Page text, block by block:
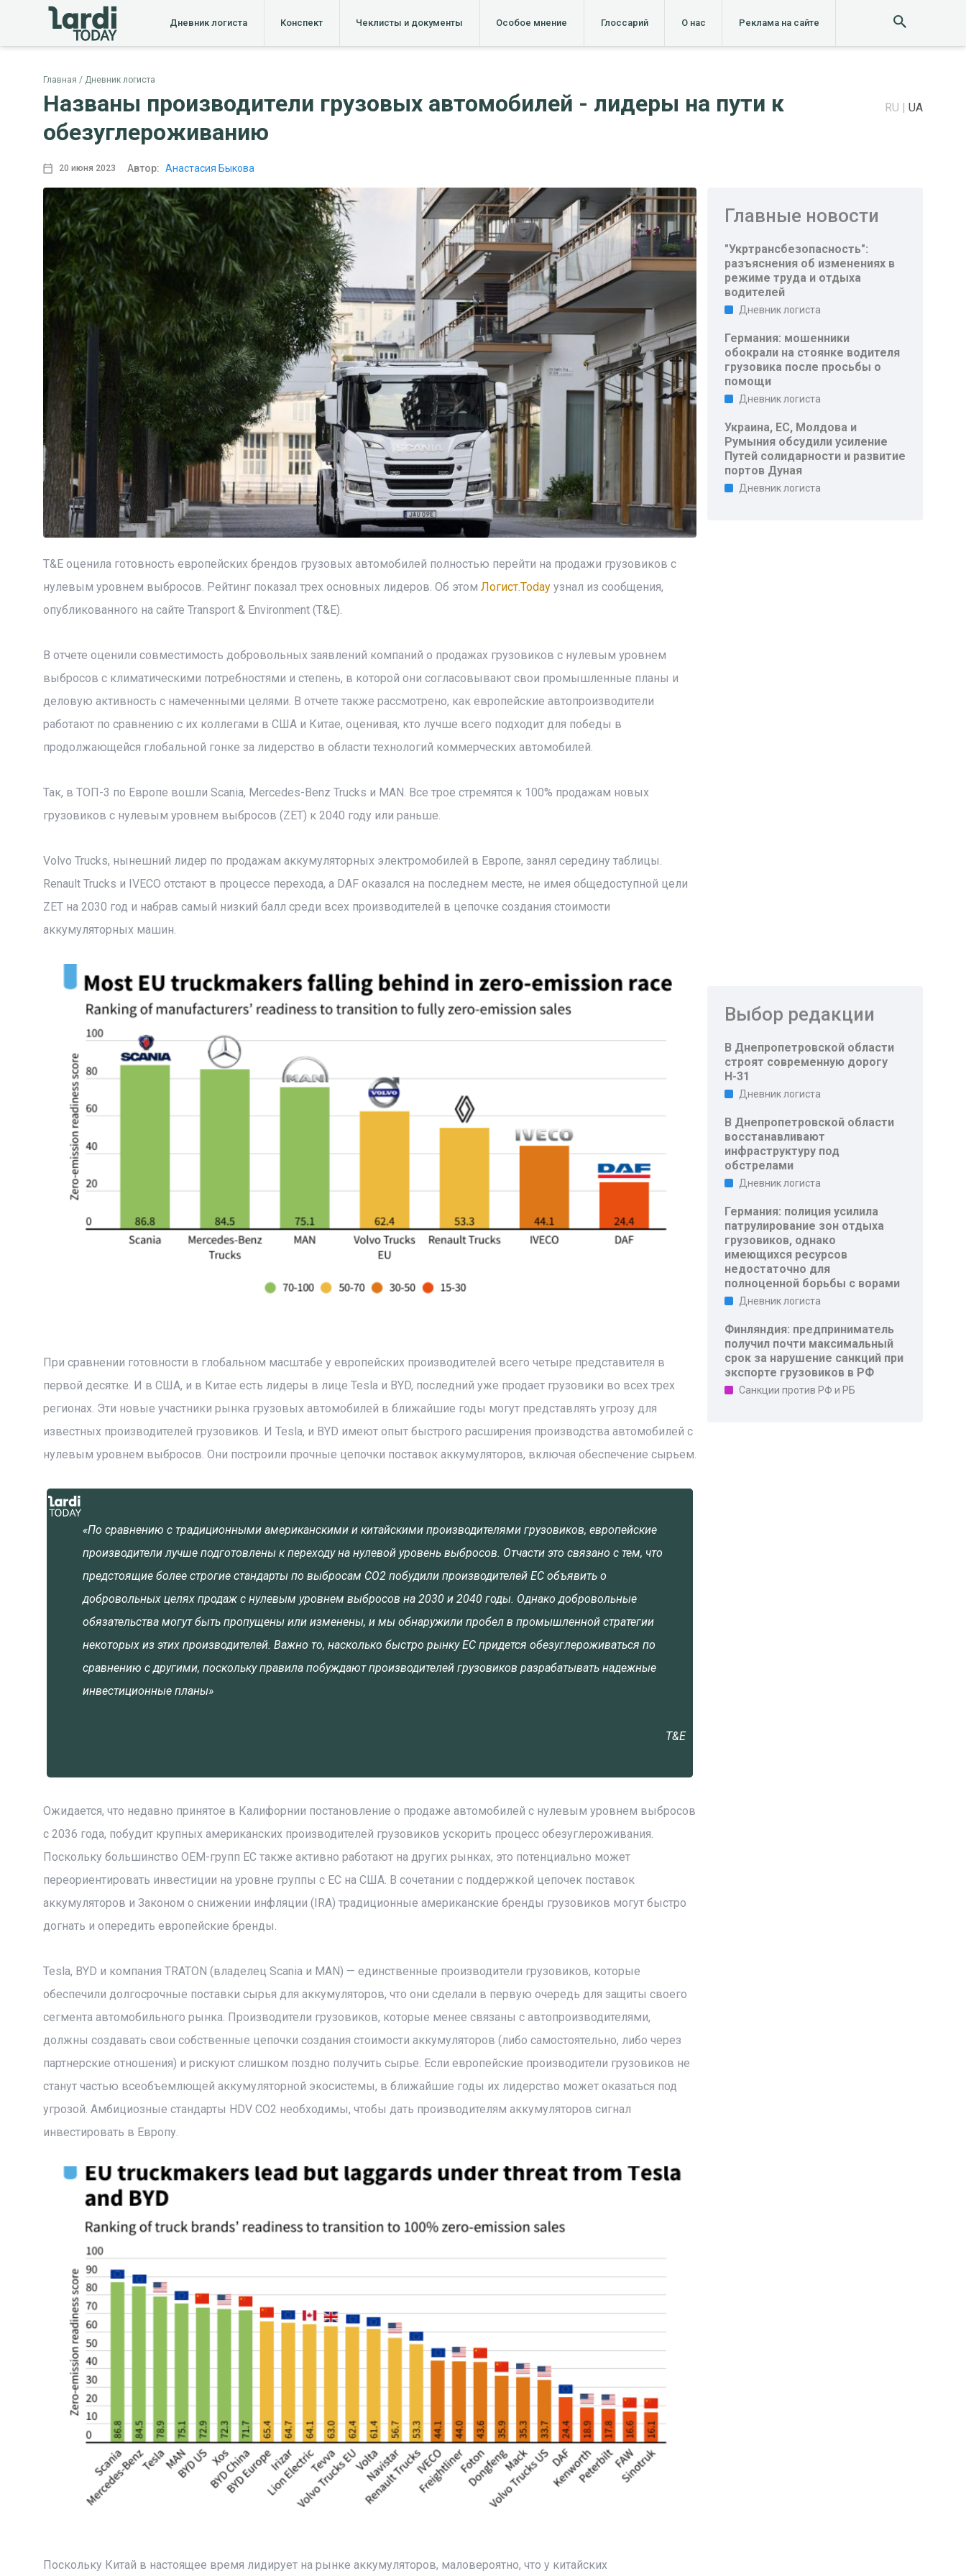
Дневник логиста Конспект Чеклисты и документы Особое мнение Глоссарий О нас Реклама на сайте
Главная Дневник логиста
Названы производители грузовых автомобилей - лидеры на пути к
обезуглероживанию
RU UA
20 июня 2023 Автор: Анастасия Быкова
T&E оценила готовность европейских брендов грузовых автомобилей полностью перейти на продажи грузовиков с
нулевым уровнем выбросов. Рейтинг показал трех основных лидеров. Об этом Логист.Todayузнал из сообщения,
опубликованного на сайте Transport & Environment (T&E).
В отчете оценили совместимость добровольных заявлений компаний о продажах грузовиков с нулевым уровнем
выбросов с климатическими потребностями и степень, в которой они согласовывают свои промышленные планы и
деловую активность с намеченными целями. В отчете также рассмотрено, как европейские автопроизводители
работают по сравнению с их коллегами в США и Китае, оценивая, кто лучше всего подходит для победы в
продолжающейся глобальной гонке за лидерство в области технологий коммерческих автомобилей.
Так, в ТОП-3 по Европе вошли Scania, Mercedes-Benz Trucks и MAN. Все трое стремятся к 100% продажам новых
грузовиков с нулевым уровнем выбросов (ZET) к 2040 году или раньше.
Volvo Trucks, нынешний лидер по продажам аккумуляторных электромобилей в Европе, занял середину таблицы.
Renault Trucks и IVECO отстают в процессе перехода, а DAF оказался на последнем месте, не имея общедоступной цели
ZET на 2030 год и набрав самый низкий балл среди всех производителей в цепочке создания стоимости
аккумуляторных машин.
При сравнении готовности в глобальном масштабе у европейских производителей всего четыре представителя в
первой десятке. И в США, и в Китае есть лидеры в лице Tesla и BYD, последний уже продает грузовики во всех трех
регионах. Эти новые участники рынка грузовых автомобилей в ближайшие годы могут представлять угрозу для
известных производителей грузовиков. И Tesla, и BYD имеют опыт быстрого расширения производства автомобилей с
нулевым уровнем выбросов. Они построили прочные цепочки поставок аккумуляторов, включая обеспечение сырьем.
«По сравнению с традиционными американскими и китайскими производителями грузовиков, европейские
производители лучше подготовлены к переходу на нулевой уровень выбросов. Отчасти это связано с тем, что
предстоящие более строгие стандарты по выбросам CO2 побудили производителей ЕС объявить о
добровольных целях продаж с нулевым уровнем выбросов на 2030 и 2040 годы. Однако добровольные
обязательства могут быть пропущены или изменены, и мы обнаружили пробел в промышленной стратегии
некоторых из этих производителей. Важно то, насколько быстро рынку ЕС придется обезуглероживаться по
сравнению с другими, поскольку правила побуждают производителей грузовиков разрабатывать надежные
инвестиционные планы»
T&E
Ожидается, что недавно принятое в Калифорнии постановление о продаже автомобилей с нулевым уровнем выбросов
с 2036 года, побудит крупных американских производителей грузовиков ускорить процесс обезуглероживания.
Поскольку большинство OEM-групп ЕС также активно работают на других рынках, это потенциально может
переориентировать инвестиции на уровне группы с ЕС на США. В сочетании с поддержкой цепочек поставок
аккумуляторов и Законом о снижении инфляции (IRA) традиционные американские бренды грузовиков могут быстро
догнать и опередить европейские бренды.
Tesla, BYD и компания TRATON (владелец Scania и MAN) — единственные производители грузовиков, которые
обеспечили долгосрочные поставки сырья для аккумуляторов, что они сделали в первую очередь для защиты своего
сегмента автомобильного рынка. Производители грузовиков, которые менее связаны с автопроизводителями,
должны создавать свои собственные цепочки создания стоимости аккумуляторов (либо самостоятельно, либо через
партнерские отношения) и рискуют слишком поздно получить сырье. Если европейские производители грузовиков не
станут частью всеобъемлющей аккумуляторной экосистемы, в ближайшие годы их лидерство может оказаться под
угрозой. Амбициозные стандарты HDV CO2 необходимы, чтобы дать производителям аккумуляторов сигнал
инвестировать в Европу.
Поскольку Китай в настоящее время лидирует на рынке аккумуляторов, маловероятно, что у китайских
Главные новости
"Укртрансбезопасность":
разъяснения об изменениях в
режиме труда и отдыха
водителей
Дневник логиста
Германия: мошенники
обокрали на стоянке водителя
грузовика после просьбы о
помощи
Дневник логиста
Украина, ЕС, Молдова и
Румыния обсудили усиление
Путей солидарности и развитие
портов Дуная
Дневник логиста
Выбор редакции
В Днепропетровской области
строят современную дорогу
Н-31
Дневник логиста
В Днепропетровской области
восстанавливают
инфраструктуру под
обстрелами
Дневник логиста
Германия: полиция усилила
патрулирование зон отдыха
грузовиков, однако
имеющихся ресурсов
недостаточно для
полноценной борьбы с ворами
Дневник логиста
Финляндия: предприниматель
получил почти максимальный
срок за нарушение санкций при
экспорте грузовиков в РФ
Санкции против РФ и РБ